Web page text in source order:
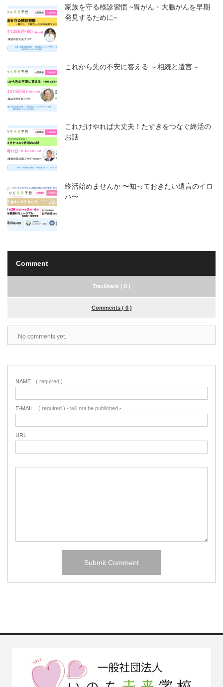
家族を守る検診習慣 ~胃がん・大腸がんを早期
発見するために~
これから先の不安に答える ～相続と遺言～
これだけやれば大丈夫！たすきをつなぐ終活の
お話
終活始めませんか 〜知っておきたい遺言のイロ
ハ〜
Comment
Trackback ( 0 )
Comments ( 0 )
No comments yet.
NAME ( required )
E-MAIL ( required ) - will not be published -
URL